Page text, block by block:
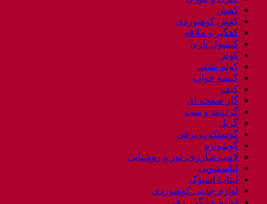
کفش
کفش کوهنوردی
کفگیر و ملاقه
کنسول بازی
کولر
کوله پشتی
کیسه خواب
کیف
گاز صفحه ای
گردنبند و ست
گریل
گوشتکوب برقی
گوشواره
لامپ شارژی، نور و روشنایی
لباسشویی
لپتاب استوک
لوازم جانبی کوهنوردی
لوازم خانگی برقی